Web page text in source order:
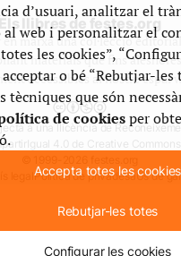
llibres de festes.org
en marxa una col·lecció
materials que fins
accessibles al nostre espai
a una llicència de
4.0 de Creative Commons
Política de privadesa Ús de
d’usuari, analitzar el
al web i personalitzar el
les cookies”,
o bé “Rebutjar-les
tècniques que són
de cookiesper
Accepta totes les cookies
Rebutjar-les totes
Configurar les cookies